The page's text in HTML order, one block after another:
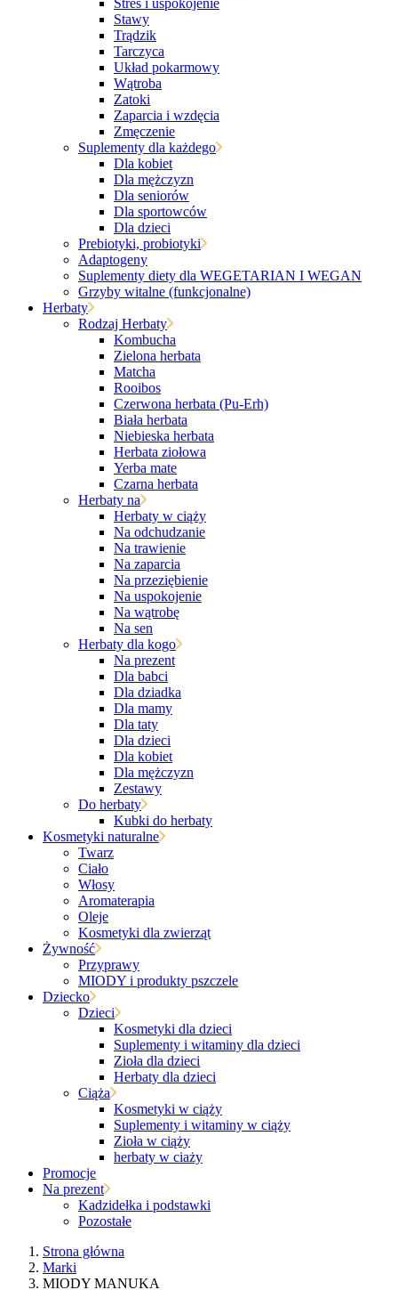
Stres i uspokojenie
Stawy
Trądzik
Tarczyca
Układ pokarmowy
Wątroba
Zatoki
Zaparcia i wzdęcia
Zmęczenie
Suplementy dla każdego
Dla kobiet
Dla mężczyzn
Dla seniorów
Dla sportowców
Dla dzieci
Prebiotyki, probiotyki
Adaptogeny
Suplementy diety dla WEGETARIAN I WEGAN
Grzyby witalne (funkcjonalne)
Herbaty
Rodzaj Herbaty
Kombucha
Zielona herbata
Matcha
Rooibos
Czerwona herbata (Pu-Erh)
Biała herbata
Niebieska herbata
Herbata ziołowa
Yerba mate
Czarna herbata
Herbaty na
Herbaty w ciąży
Na odchudzanie
Na trawienie
Na zaparcia
Na przeziębienie
Na uspokojenie
Na wątrobę
Na sen
Herbaty dla kogo
Na prezent
Dla babci
Dla dziadka
Dla mamy
Dla taty
Dla dzieci
Dla kobiet
Dla mężczyzn
Zestawy
Do herbaty
Kubki do herbaty
Kosmetyki naturalne
Twarz
Ciało
Włosy
Aromaterapia
Oleje
Kosmetyki dla zwierząt
Żywność
Przyprawy
MIODY i produkty pszczele
Dziecko
Dzieci
Kosmetyki dla dzieci
Suplementy i witaminy dla dzieci
Zioła dla dzieci
Herbaty dla dzieci
Ciąża
Kosmetyki w ciąży
Suplementy i witaminy w ciąży
Zioła w ciąży
herbaty w ciaży
Promocje
Na prezent
Kadzidełka i podstawki
Pozostałe
Strona główna
Marki
MIODY MANUKA